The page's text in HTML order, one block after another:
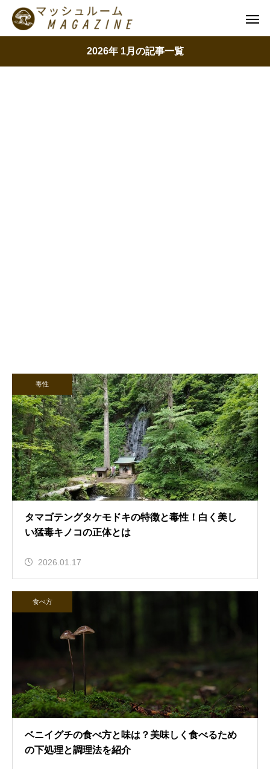
2026年 1月の記事一覧
毒性
タマゴテングタケモドキの特徴と毒性！白く美し
い猛毒キノコの正体とは
2026.01.17
食べ方
ベニイグチの食べ方と味は？美味しく食べるため
の下処理と調理法を紹介